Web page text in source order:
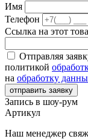
Имя
Телефон
Ссылка на этот
Отправляя
политикой
на обработку
отправить заявку
Запись в шоу-рум
Артикул
Наш менеджер